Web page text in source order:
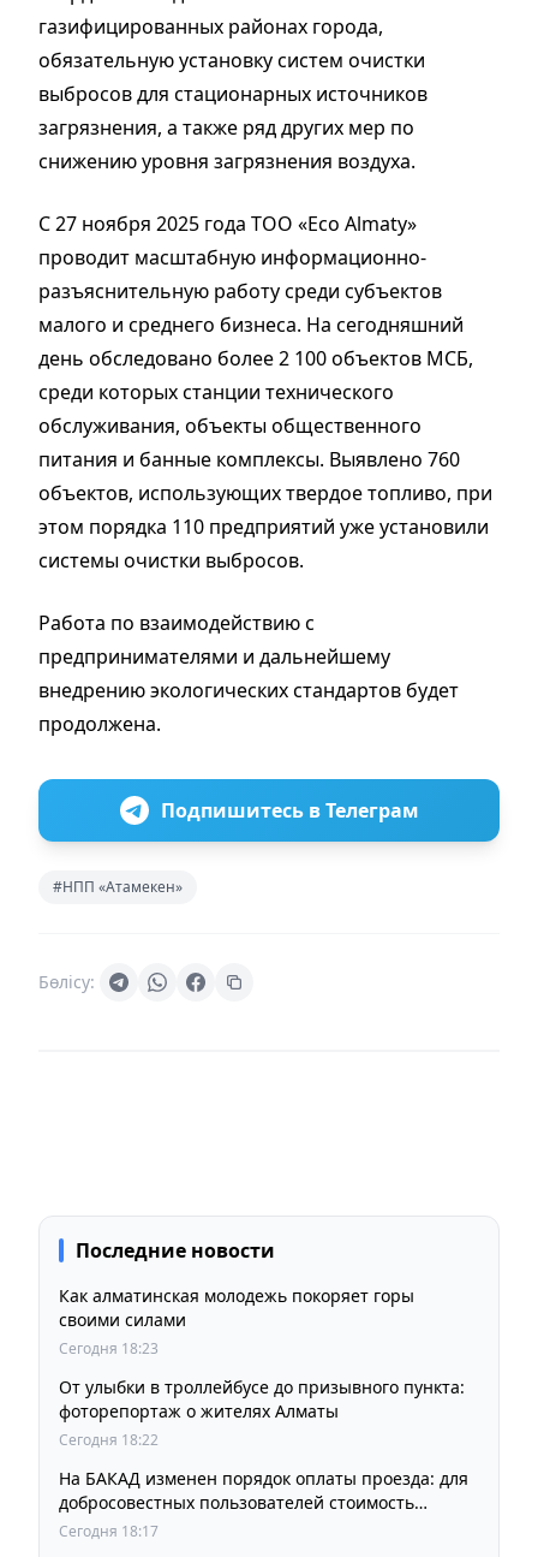
газифицированных районах города,
обязательную установку систем очистки
выбросов для стационарных источников
загрязнения, а также ряд других мер по
снижению уровня загрязнения воздуха.
С 27 ноября 2025 года ТОО «Eco Almaty»
проводит масштабную информационно-
разъяснительную работу среди субъектов
малого и среднего бизнеса. На сегодняшний
день обследовано более 2 100 объектов МСБ,
среди которых станции технического
обслуживания, объекты общественного
питания и банные комплексы. Выявлено 760
объектов, использующих твердое топливо, при
этом порядка 110 предприятий уже установили
системы очистки выбросов.
Работа по взаимодействию с
предпринимателями и дальнейшему
внедрению экологических стандартов будет
продолжена.
Подпишитесь в Телеграм
#НПП «Атамекен»
Бөлісу:
Последние новости
Как алматинская молодежь покоряет горы
своими силами
Сегодня 18:23
От улыбки в троллейбусе до призывного пункта:
фоторепортаж о жителях Алматы
Сегодня 18:22
На БАКАД изменен порядок оплаты проезда: для
добросовестных пользователей стоимость
остается прежней
Сегодня 18:17